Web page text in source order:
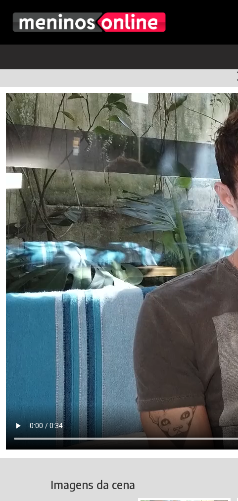
Imagens da cena